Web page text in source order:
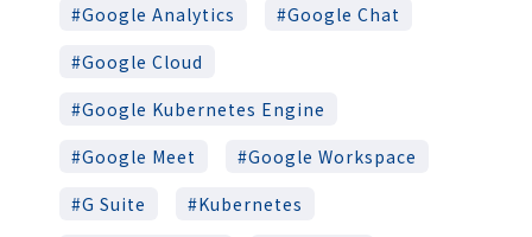
Google Analytics
Google Chat
Google Cloud
Google Kubernetes Engine
Google Meet
Google Workspace
G Suite
Kubernetes